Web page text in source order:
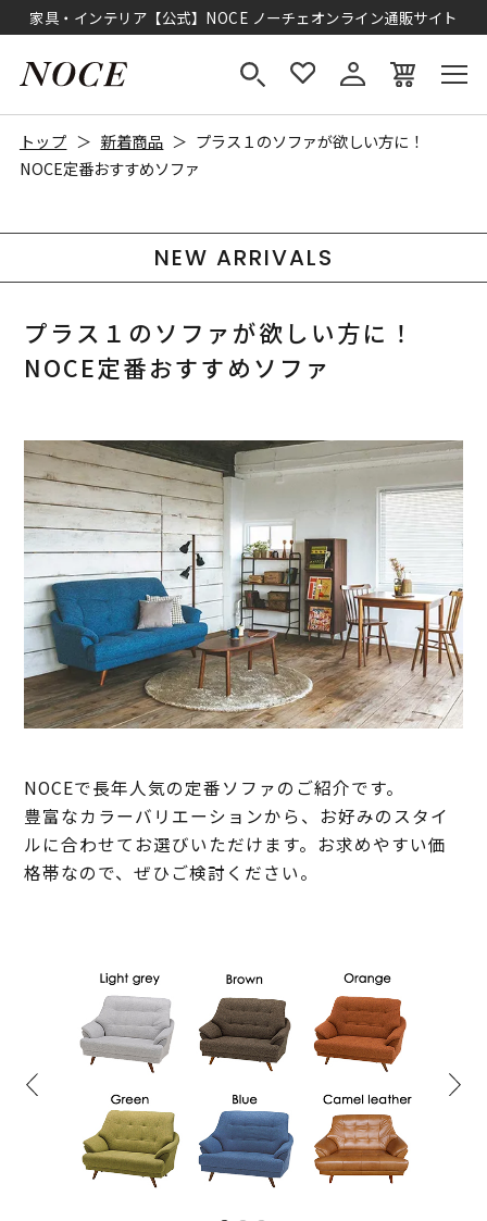
家具・インテリア【公式】NOCE ノーチェオンライン通販サイト
トップ 新着商品
プラス１のソファが欲しい方に！
NOCE定番おすすめソファ
NEW ARRIVALS
プラス１のソファが欲しい方に！
NOCE定番おすすめソファ
NOCEで長年人気の定番ソファのご紹介です。
豊富なカラーバリエーションから、お好みのスタイ
ルに合わせてお選びいただけます。お求めやすい価
格帯なので、ぜひご検討ください。